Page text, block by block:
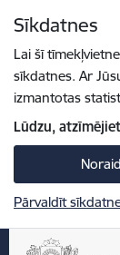
Sīkdatnes
Lai šī
sīkdatnes. Ar
izmantotas
Lūdzu,
Pārvaldīt